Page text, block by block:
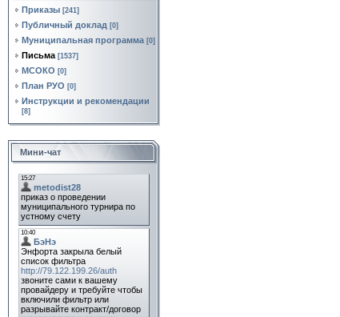
Приказы [241]
Публичный доклад [0]
Муниципальная программа [0]
Письма [1537]
МСОКО [0]
План РУО [0]
Инструкции и рекомендации
[8]
Мини-чат